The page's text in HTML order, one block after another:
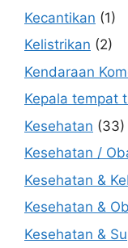
Kecantikan (1)
Kelistrikan (2)
Kendaraan
Kepala tempat
Kesehatan (33)
Kesehatan /
Kesehatan &
Kesehatan &
Kesehatan &